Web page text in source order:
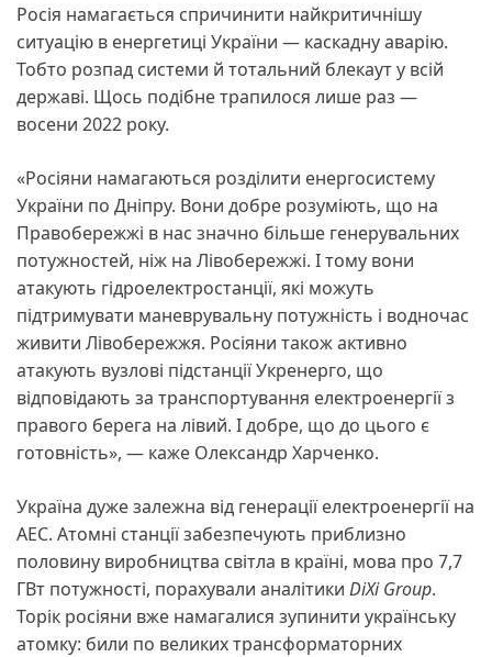
Росія намагається спричинити найкритичнішу
ситуацію в енергетиці України — каскадну аварію.
Тобто розпад системи й тотальний блекаут у всій
державі. Щось подібне трапилося лише раз —
восени 2022 року.
«Росіяни намагаються розділити енергосистему
України по Дніпру. Вони добре розуміють, що на
Правобережжі в нас значно більше генерувальних
потужностей, ніж на Лівобережжі. І тому вони
атакують гідроелектростанції, які можуть
підтримувати маневрувальну потужність і водночас
живити Лівобережжя. Росіяни також активно
атакують вузлові підстанції Укренерго, що
відповідають за транспортування електроенергії з
правого берега на лівий. І добре, що до цього є
готовність», — каже Олександр Харченко.
Україна дуже залежна від генерації електроенергії на
АЕС. Атомні станції забезпечують приблизно
половину виробництва світла в країні, мова про 7,7
ГВт потужності, порахували аналітики DiXi Group.
Торік росіяни вже намагалися зупинити українську
атомку: били по великих трансформаторних